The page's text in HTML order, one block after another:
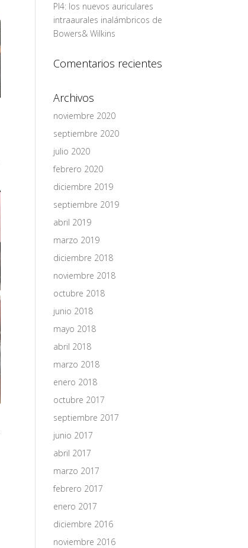
PI4: los nuevos auriculares
intraaurales inalámbricos de
Bowers& Wilkins
Comentarios recientes
Archivos
noviembre 2020
septiembre 2020
julio 2020
febrero 2020
diciembre 2019
septiembre 2019
abril 2019
marzo 2019
diciembre 2018
noviembre 2018
octubre 2018
junio 2018
mayo 2018
abril 2018
marzo 2018
enero 2018
octubre 2017
septiembre 2017
junio 2017
abril 2017
marzo 2017
febrero 2017
enero 2017
diciembre 2016
noviembre 2016